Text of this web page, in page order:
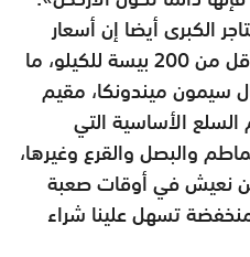
الكبرى أيضا إن أسعار
الكثير من أصناف الخضروات أقل من 200 بيسة للكيلو، ما
سيمون ميندونكا، مقيم
الأساسية التي
والبصل والقرع وغيرها،
نعيش في أوقات صعبة
تسهل علينا شراء